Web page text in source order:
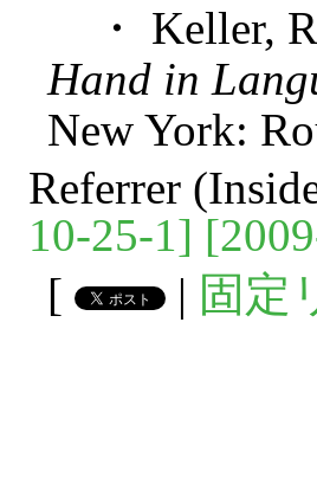
・ Keller,
Hand in
New York:
Referrer
10-25-1]
[
| 固定